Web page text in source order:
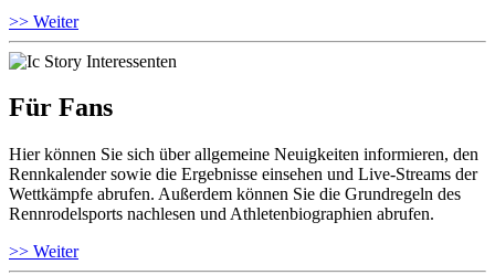
>> Weiter
Für Fans
Hier können Sie sich über allgemeine Neuigkeiten informieren, den
Rennkalender sowie die Ergebnisse einsehen und Live-Streams der
Wettkämpfe abrufen. Außerdem können Sie die Grundregeln des
Rennrodelsports nachlesen und Athletenbiographien abrufen.
>> Weiter